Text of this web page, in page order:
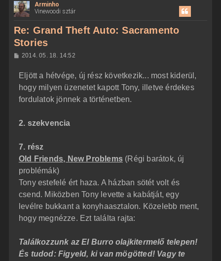
Arminho
Vinewoodi sztár
Re: Grand Theft Auto: Sacramento
Stories
H
z
á
s
z
ó
s
2014. 05. 18. 14:52
Eljött a hétvége, új rész következik... most kiderül,
hogy milyen üzenetet kapott Tony, illetve érdekes
fordulatok jönnek a történetben.
2. szekvencia
7. rész
Old Friends, New Problems(Régi barátok, új
problémák)
Tony estefelé ért haza. A házban sötét volt és
csend. Miközben Tony levette a kabátját, egy
levélre bukkant a konyhaasztalon. Közelebb ment,
hogy megnézze. Ezt találta rajta:
Találkozzunk az El Burro olajkitermelő telepen!
És tudod: Figyeld, ki van mögötted! Vagy te